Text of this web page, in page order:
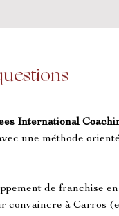
International
une méthode
de franchise
convaincre à Carros